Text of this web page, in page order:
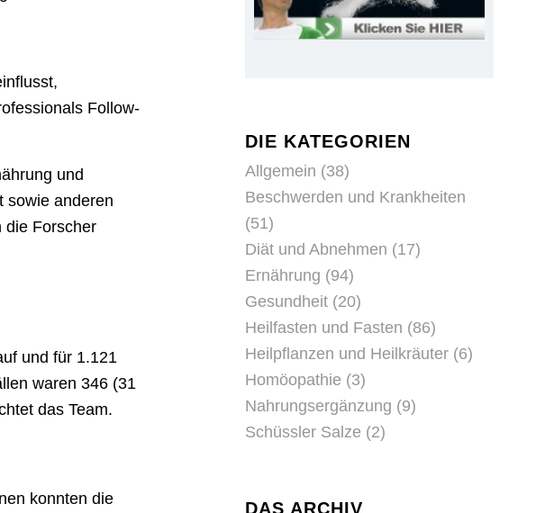
Follow-
und
sowie anderen
die Forscher
und für 1.121
waren 346 (31
das Team.
konnten die
DIE KATEGORIEN
Allgemein (38)
Beschwerden und Krankheiten
(51)
Diät und Abnehmen (17)
Ernährung (94)
Gesundheit (20)
Heilfasten und Fasten (86)
Heilpflanzen und Heilkräuter (6)
Homöopathie (3)
Nahrungsergänzung (9)
Schüssler Salze (2)
DAS ARCHIV